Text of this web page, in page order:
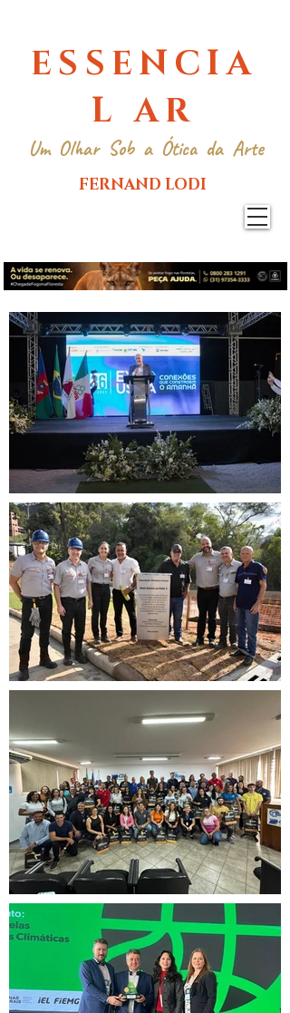
ESSENCIA
L AR
Um Olhar Sob a Ótica da Arte
FERNAND LODI